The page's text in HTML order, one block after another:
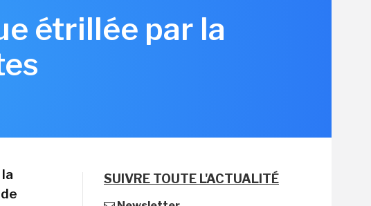
étrillée par la
SUIVRE TOUTE L'ACTUALITÉ